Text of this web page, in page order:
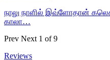
நாலு நாளில் இவ்ளோதான்
காலா…
Prev Next 1 of 9
Reviews